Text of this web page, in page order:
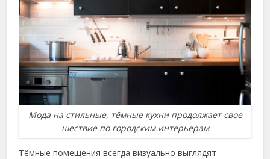
Мода на стильные, тёмные кухни продолжает свое
шествие по городским интерьерам
Тёмные помещения всегда визуально выглядят